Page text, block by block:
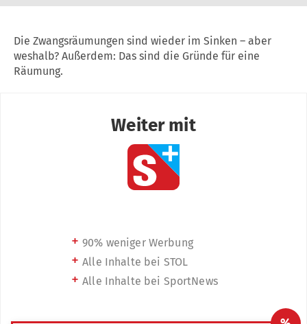
Die Zwangsräumungen sind wieder im Sinken – aber
weshalb? Außerdem: Das sind die Gründe für eine
Räumung.